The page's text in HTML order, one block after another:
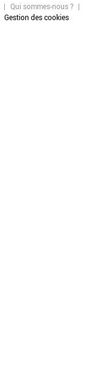
Qui sommes-nous ?
Gestion des cookies